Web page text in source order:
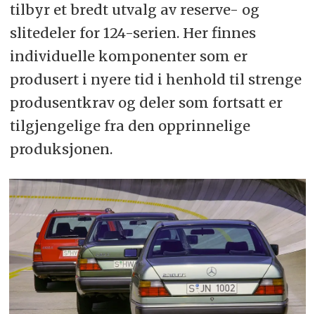
tilbyr et bredt utvalg av reserve- og
slitedeler for 124-serien. Her finnes
individuelle komponenter som er
produsert i nyere tid i henhold til strenge
produsentkrav og deler som fortsatt er
tilgjengelige fra den opprinnelige
produksjonen.